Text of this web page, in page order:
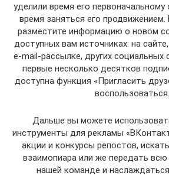
уделили время его
время заняться его
разместите информацию о новом
доступных вам источниках: на
e-mail-рассылке, других социальных
первые несколько десятков
доступна функция «Пригласить
воспользоваться.
Дальше вы можете
инструменты для рекламы
акции и конкурсы репостов,
взаимопиара или же передать
нашей команде и